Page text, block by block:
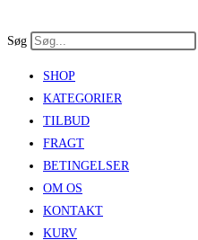
to
Søg
SHOP
KATEGORIER
TILBUD
FRAGT
BETINGELSER
OM OS
KONTAKT
KURV